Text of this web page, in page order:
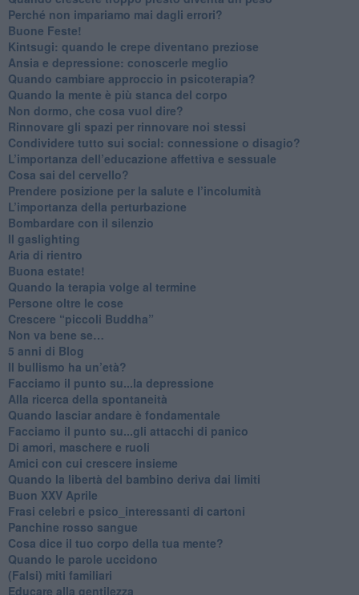
​Perché non impariamo mai dagli errori?
​Buone Feste!
​Kintsugi: quando le crepe diventano preziose
Ansia e depressione: conoscerle meglio
Quando cambiare approccio in psicoterapia?
​Quando la mente è più stanca del corpo
Non dormo, che cosa vuol dire?
​Rinnovare gli spazi per rinnovare noi stessi
​Condividere tutto sui social: connessione o disagio?
​L’importanza dell’educazione affettiva e sessuale
​Cosa sai del cervello?
Prendere posizione per la salute e l’incolumità
L’importanza della perturbazione
​Bombardare con il silenzio
Il gaslighting
Aria di rientro
Buona estate!
​Quando la terapia volge al termine
​Persone oltre le cose
​Crescere “piccoli Buddha”
Non va bene se…
​5 anni di Blog
​Il bullismo ha un’età?
Facciamo il punto su...la depressione
​Alla ricerca della spontaneità
​Quando lasciar andare è fondamentale
Facciamo il punto su...gli attacchi di panico
Di amori, maschere e ruoli
​Amici con cui crescere insieme
​Quando la libertà del bambino deriva dai limiti
Buon XXV Aprile
​Frasi celebri e psico_interessanti di cartoni
​Panchine rosso sangue
​Cosa dice il tuo corpo della tua mente?
​Quando le parole uccidono
​(Falsi) miti familiari
​Educare alla gentilezza